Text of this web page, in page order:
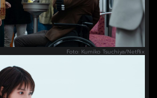
Foto: Kumiko Tsuchiya/Netflix